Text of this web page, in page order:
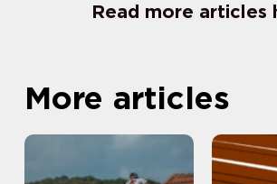
Read more articles
More articles